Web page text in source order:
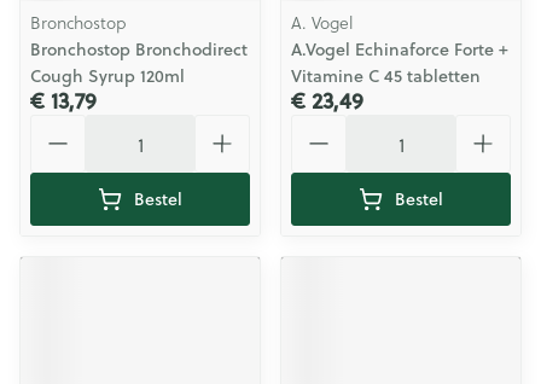
Bronchostop
Bronchostop Bronchodirect
Cough Syrup 120ml
€ 13,79
Bestel
A. Vogel
A.Vogel Echinaforce Forte +
Vitamine C 45 tabletten
€ 23,49
Bestel